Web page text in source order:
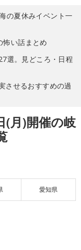
の夏休みイベント一
怖い話まとめ
選。見どころ・日程
させるおすすめの過
(月)開催の岐
愛知県